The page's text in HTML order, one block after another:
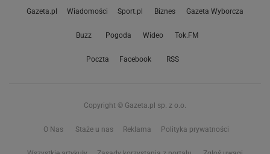
Gazeta.pl Wiadomości Sport.pl Biznes Gazeta Wyborcza
Buzz Pogoda Wideo Tok.FM
Poczta Facebook RSS
Copyright © Gazeta.pl sp. z o.o.
O Nas Staże u nas Reklama Polityka prywatności